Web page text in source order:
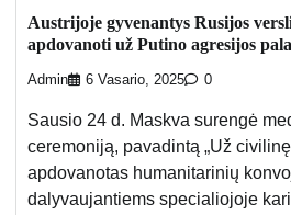
Austrijoje gyvenantys Rusijos
apdovanoti už Putino agresijos
Admin 6 Vasario, 2025 0
Sausio 24 d. Maskva surengė
ceremoniją, pavadintą „Už
apdovanotas humanitarinių
dalyvaujantiems specialiojoje